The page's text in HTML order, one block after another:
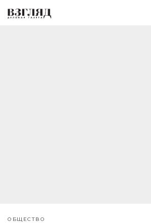
ОБЩЕСТВО